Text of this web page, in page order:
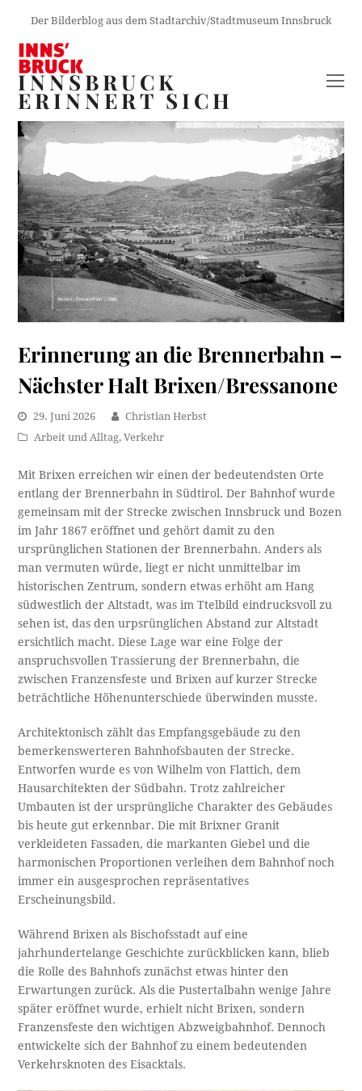
Der Bilderblog aus dem Stadtarchiv/Stadtmuseum Innsbruck
INNSBRUCK
ERINNERT SICH
Erinnerung an die Brennerbahn –
Nächster Halt Brixen/Bressanone
29. Juni 2026
Christian Herbst
Arbeit und Alltag,Verkehr
Mit Brixen erreichen wir einen der bedeutendsten Orte
entlang der Brennerbahn in Südtirol. Der Bahnhof wurde
gemeinsam mit der Strecke zwischen Innsbruck und Bozen
im Jahr 1867 eröffnet und gehört damit zu den
ursprünglichen Stationen der Brennerbahn. Anders als
man vermuten würde, liegt er nicht unmittelbar im
historischen Zentrum, sondern etwas erhöht am Hang
südwestlich der Altstadt, was im Ttelbild eindrucksvoll zu
sehen ist, das den urpsrünglichen Abstand zur Altstadt
ersichtlich macht. Diese Lage war eine Folge der
anspruchsvollen Trassierung der Brennerbahn, die
zwischen Franzensfeste und Brixen auf kurzer Strecke
beträchtliche Höhenunterschiede überwinden musste.
Architektonisch zählt das Empfangsgebäude zu den
bemerkenswerteren Bahnhofsbauten der Strecke.
Entworfen wurde es von Wilhelm von Flattich, dem
Hausarchitekten der Südbahn. Trotz zahlreicher
Umbauten ist der ursprüngliche Charakter des Gebäudes
bis heute gut erkennbar. Die mit Brixner Granit
verkleideten Fassaden, die markanten Giebel und die
harmonischen Proportionen verleihen dem Bahnhof noch
immer ein ausgesprochen repräsentatives
Erscheinungsbild.
Während Brixen als Bischofsstadt auf eine
jahrhundertelange Geschichte zurückblicken kann, blieb
die Rolle des Bahnhofs zunächst etwas hinter den
Erwartungen zurück. Als die Pustertalbahn wenige Jahre
später eröffnet wurde, erhielt nicht Brixen, sondern
Franzensfeste den wichtigen Abzweigbahnhof. Dennoch
entwickelte sich der Bahnhof zu einem bedeutenden
Verkehrsknoten des Eisacktals.